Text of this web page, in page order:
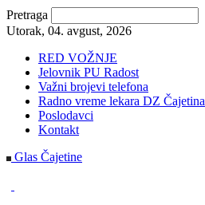
Pretraga
Utorak, 04. avgust, 2026
RED VOŽNJE
Jelovnik PU Radost
Važni brojevi telefona
Radno vreme lekara DZ Čajetina
Poslodavci
Kontakt
Glas Čajetine